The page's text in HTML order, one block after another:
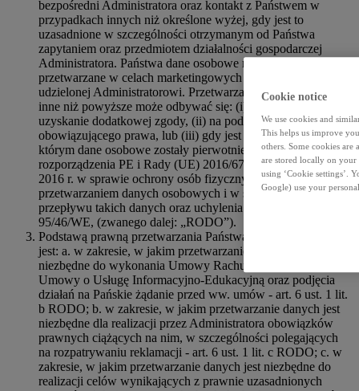
bezpośredni Administratora oraz kontakt z Państwem w
przypadkach innych niż określone wyżej, gdy jest to
uzasadnione w szczególności otrzymanym od Państwa
zapytaniem oraz przedmiotem działalności gospodarczej
Administratora. Państwa dane osobowe mogą również być
przetwarzane w celach marketingowych na podstawie zgody
udzielonej Administratorowi. Przetwarzanie danych w celach
inne niż powyższe może odbywać się: (i) w oparciu o
uzyskanie dodatkowej zgody, (ii) na podstawie
obowiązującego prawa, lub (iii) gdy jest to zgodne z celem, w
którym dane osobowe zostały pierwotnie zebrane (art. 6 ust. 4
rozporządzenia PE i Rady (UE) 2016/679 z dnia 27 kwietnia
2016 r. w sprawie ochrony osób fizycznych w związku z
przetwarzaniem danych osobowych i w sprawie swobodnego
przepływu takich danych oraz uchylenia dyrektywy
95/46/WE, (zwanego dalej: „RODO”).
Podstawą prawną przetwarzania Państwa danych osobowych
jest: a. w zakresie, w jakim przetwarzanie danych jest
niezbędne do wykonania Umowy Rachunku Demo lub
Umowy o Usługę Informacyjno-Edukacyjną oraz podjęcia
działań na Pańskie żądanie przed ww. umów - art. 6 ust. 1 lit.
b RODO; b. w zakresie, w jakim przetwarzanie danych jest
niezbędne dla realizacji przez Administratora obowiązków
prawnych ciążących na nim, w szczególności polegających
na rozpatrywaniu reklamacji - art. 6 ust. 1 lit. c RODO; c. w
zakresie, w jakim przetwarzanie danych jest niezbędne do
realizacji celów wynikających z prawnie uzasadnionych
Cookie notice
We use cookies and
This helps us improve
others. Some cookies are
are stored locally on your
using ‘Cookie settings’.
Google) use your